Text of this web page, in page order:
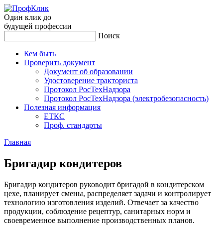
Один клик до
будущей профессии
Поиск
Кем быть
Проверить документ
Документ об образовании
Удостоверение тракториста
Протокол РосТехНадзора
Протокол РосТехНадзора (электробезопасность)
Полезная информация
ЕТКС
Проф. стандарты
Главная
Бри­гадир кон­ди­теров
Бригадир кондитеров руководит бригадой в кондитерском
цехе, планирует смены, распределяет задачи и контролирует
технологию изготовления изделий. Отвечает за качество
продукции, соблюдение рецептур, санитарных норм и
своевременное выполнение производственных планов.